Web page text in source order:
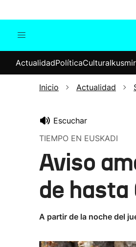
Internacional
ActualidadPolíticaCultura
Inicio Actualidad
Escuchar
TIEMPO EN EUSKADI
Aviso
de
A partir de la noche del